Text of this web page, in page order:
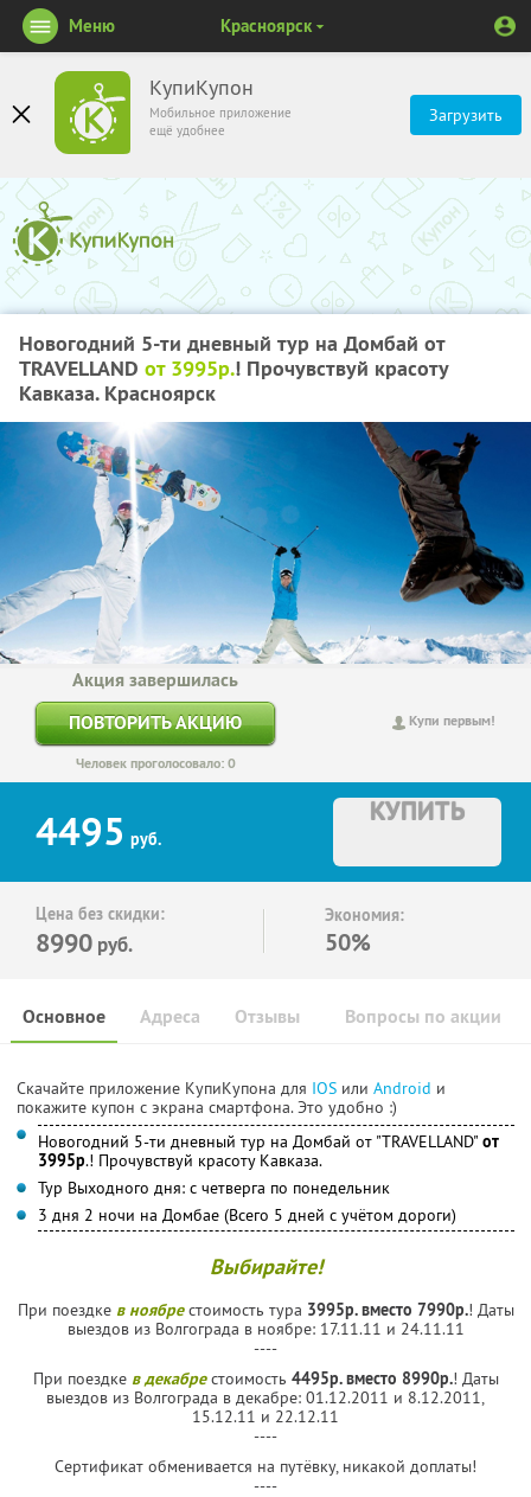
КупиКупон
Мобильное приложение
ещё удобнее
Загрузить
Меню Красноярск
Новогодний 5-ти дневный тур на Домбай от
TRAVELLAND от 3995р.! Прочувствуй красоту
Кавказа. Красноярск
Купи первым!
Акция завершилась
ПОВТОРИТЬ АКЦИЮ
Человек проголосовало: 0
4495 руб.
КУПИТЬ
Цена без скидки:
8990 руб.
Экономия:
50%
Основное Отзывы Вопросы по акции
Адреса
Скачайте приложение КупиКупона для IOS или Android и
покажите купон с экрана смартфона. Это удобно :)
Новогодний 5-ти дневный тур на Домбай от "TRAVELLAND" от
3995р.! Прочувствуй красоту Кавказа.
Тур Выходного дня: с четверга по понедельник
3 дня 2 ночи на Домбае (Всего 5 дней с учётом дороги)
Выбирайте!
При поездке в ноябрестоимость тура 3995р. вместо 7990р.! Даты
выездов из Волгограда в ноябре: 17.11.11 и 24.11.11
----
При поездке в декабрестоимость 4495р. вместо 8990р.! Даты
выездов из Волгограда в декабре: 01.12.2011 и 8.12.2011,
15.12.11 и 22.12.11
----
Сертификат обменивается на путёвку, никакой доплаты!
----